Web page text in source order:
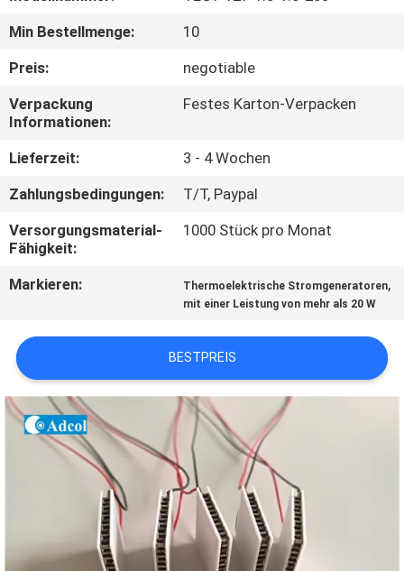
AUSFLUG
QUALITÄTSKONTROLLE
KONTAKT
NACHRICHTEN
FÄLLE
SITEMAP
PRIVACY
POLICY
Min Bestellmenge:
10
Preis:
negotiable
Verpackung
Informationen:
Festes Karton-Verpacken
Lieferzeit:
3 - 4 Wochen
Zahlungsbedingungen:
T/T, Paypal
Versorgungsmaterial-
Fähigkeit:
1000 Stück pro Monat
Markieren: Thermoelektrische Stromgeneratoren,
mit einer Leistung von mehr als 20 W
BESTPREIS